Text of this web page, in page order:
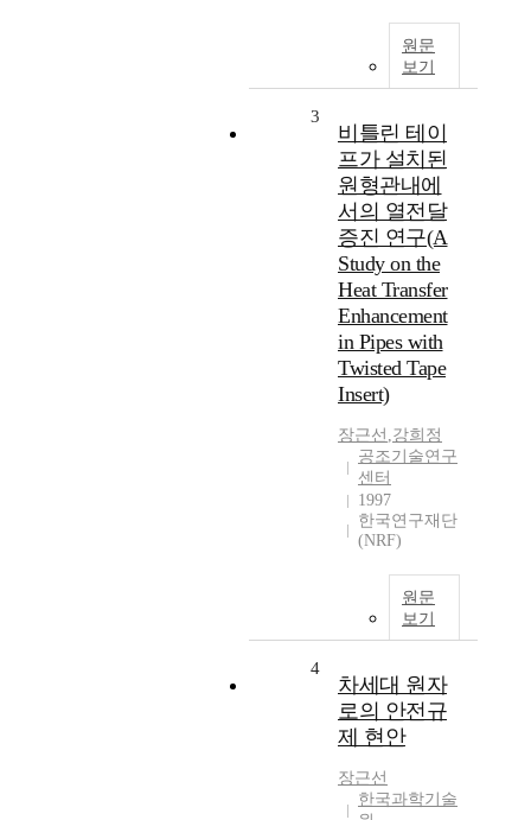
원문
보기
3
비틀린 테이
프가 설치된
원형관내에
서의 열전달
증진 연구(A
Study on the
Heat Transfer
Enhancement
in Pipes with
Twisted Tape
Insert)
장근선 ,강희정
공조기술연구
센터
1997
한국연구재단
(NRF)
원문
보기
4
차세대 원자
로의 안전규
제 현안
장근선
한국과학기술